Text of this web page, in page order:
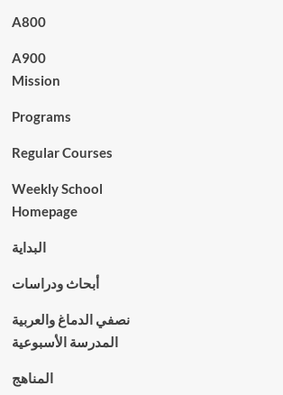
A800
A900
Mission
Programs
Regular Courses
Weekly School
Homepage
البداية
أبحاث ودراسات
نصفي الدماغ والعربية
المدرسة الأسبوعية
المناهج